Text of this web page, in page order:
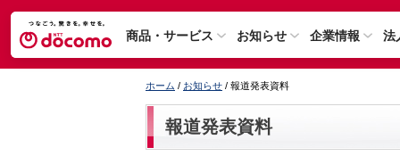
商品・サービス お知らせ 企業情報 法
ホーム / お知らせ / 報道発表資料
報道発表資料